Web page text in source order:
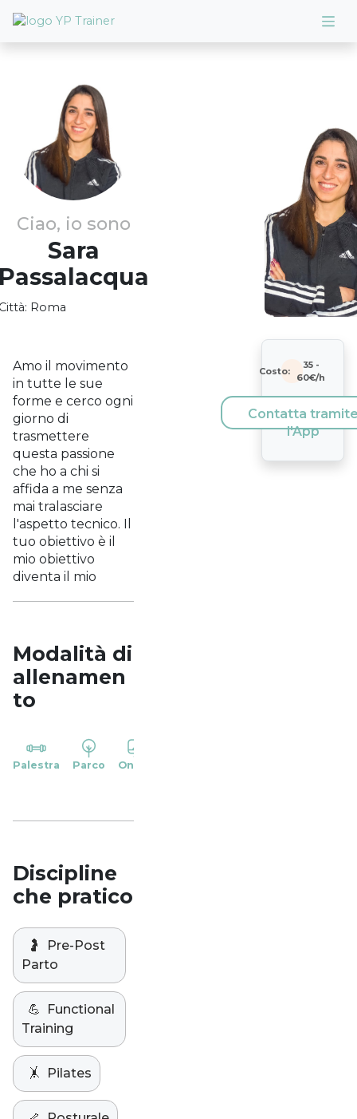
Ciao, io sono
Sara
Roma
Amo il movimento
in tutte le sue
forme e cerco ogni
giorno di
trasmettere
questa passione
che ho a chi si
affida a me senza
mai tralasciare
l'aspetto tecnico. Il
tuo obiettivo è il
mio obiettivo
diventa il mio
Modalità di
allenamen
to
Palestra Parco Online
Discipline
che pratico
🤰
Pre-Post
Parto
💪
Functional
Training
🤸 Pilates
Costo:
35-
60€/h
Contatta
l'App